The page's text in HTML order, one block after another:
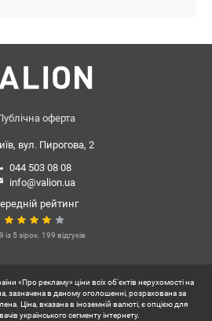
оферта
вул. Пирогова, 2
044 503 08 08
info@valion.ua
рейтинг
із 5 зірок. 199 відгуків
«Про рекламу» ціни всіх об'єктів нерухомості на
зазначена в даному оголошенні, розрахована за
Ціна, вказана в іноземній валюті, є опцією для
українського сегменту інтернету.